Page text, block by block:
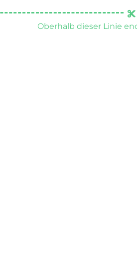
Oberhalb dieser Linie